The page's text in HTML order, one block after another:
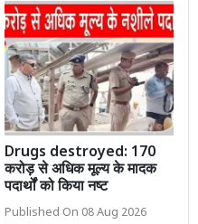
Drugs destroyed: 170
करोड़ से अधिक मूल्य के मादक
पदार्थों को किया नष्ट
Published On 08 Aug 2026